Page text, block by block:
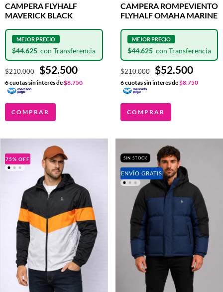
CAMPERA FLYHALF
MAVERICK BLACK
$210.000 $52.500
$44.625
6cuotas sin interés de$8.750
COMPRAR
CAMPERA ROMPEVIENTO
FLYHALF OMAHA MARINE
$210.000 $52.500
$44.625
6cuotas sin interés de$8.750
COMPRAR
75% OFF SIN STOCK
ENVÍO GRATIS